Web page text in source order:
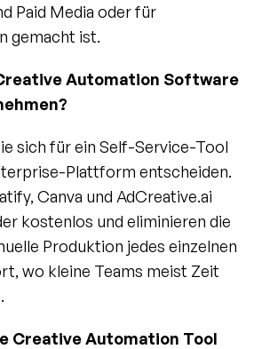
Paid Media oder für
gemacht ist.
Automation Software
sich für ein Self-Service-Tool
Plattform entscheiden.
Canva und AdCreative.ai
kostenlos und eliminieren die
Produktion jedes einzelnen
wo kleine Teams meist Zeit
Creative Automation Tool